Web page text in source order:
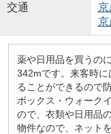
交通
京
京
薬や日用品を買うの
342mです。来客時
ることができるので
ボックス・ウォーク
ので、衣類や日用品
物件なので、ネット